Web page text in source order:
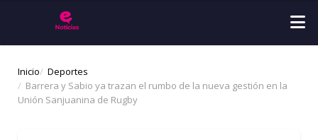
Inicio
Deportes
Barrera y Sabio ya trazan el rumbo de la nueva gestión en la
Unión Sanjuanina de Rugby